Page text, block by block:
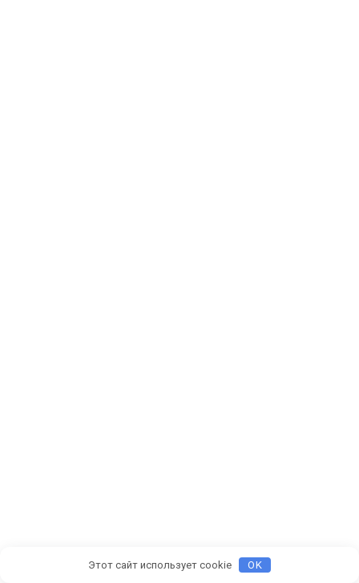
Этот сайт использует cookie OK